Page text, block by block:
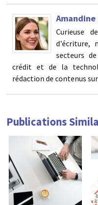
Curieuse
d'écriture,
secteurs
crédit et de la
rédaction de contenus
Publications